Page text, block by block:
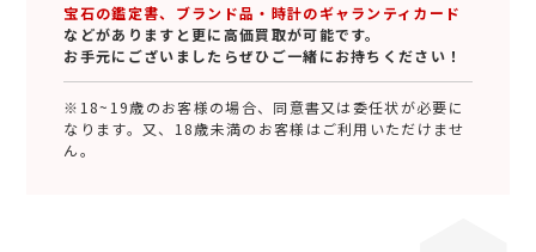
宝石の鑑定書、ブランド品・時計のギャランティカード
などがありますと更に高価買取が可能です。
お手元にございましたらぜひご一緒にお持ちください！
※18~19歳のお客様の場合、同意書又は委任状が必要に
なります。又、18歳未満のお客様はご利用いただけませ
ん。